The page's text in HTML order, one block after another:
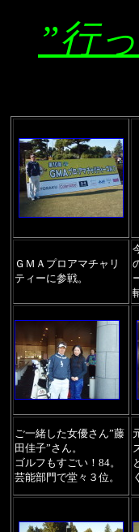
ＧＭＡプロアマチャリ
ティーに参戦。
ご一緒した女優さん”藤
田佳子”さん。
ゴルフもすごい！84。
芸能部門で堂々３位。
”行